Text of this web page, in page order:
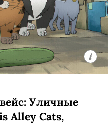
Уличные
Alley Cats,